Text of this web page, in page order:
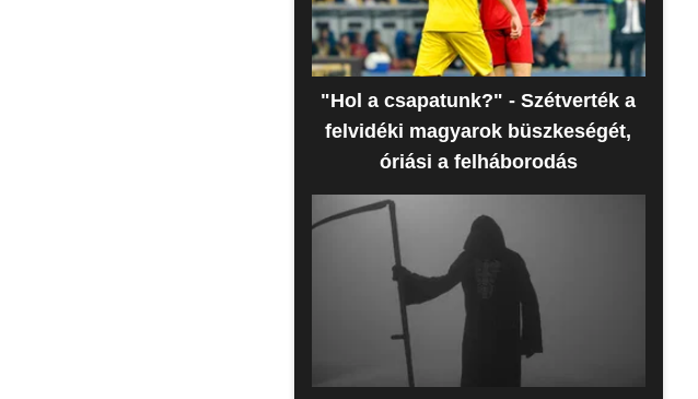
"Hol a csapatunk?" - Szétverték a
felvidéki magyarok büszkeségét,
óriási a felháborodás